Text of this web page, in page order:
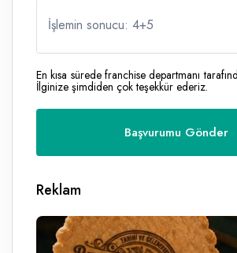
İşlemin sonucu: 4+5
En kısa sürede franchise departmanı
İlginize şimdiden çok teşekkür ederiz.
Reklam